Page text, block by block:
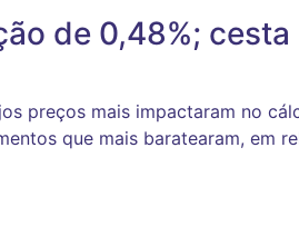
de 0,48%; cesta
preços mais impactaram no
que mais baratearam, em